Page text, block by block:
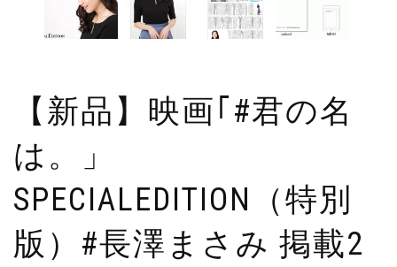
【新品】映画｢#君の名
は。」
SPECIALEDITION（特別
版）#長澤まさみ 掲載2